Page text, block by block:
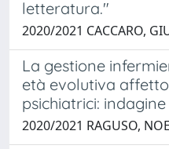
letteratura."
2020/2021 CACCARO,
La gestione
età evolutiva
psichiatrici:
2020/2021 RAGUSO,